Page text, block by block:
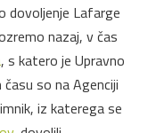
dovoljenje Lafarge
nazaj, v čas
, s katero je Upravno
so na Agenciji
iz katerega se